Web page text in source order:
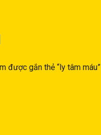
được gắn thẻ “ly tâm máu”